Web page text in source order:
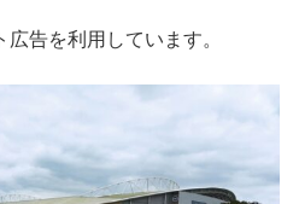
告を利用しています。